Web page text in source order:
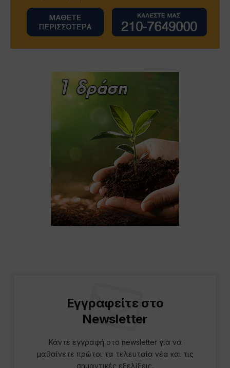
Εγγραφείτε στο
Newsletter
Κάντε εγγραφή στο newsletter για να
μαθαίνετε πρώτοι τα τελευταία νέα και τις
σημαντικές εξελίξεις.